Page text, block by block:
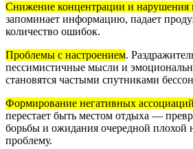
Снижение концентрации и нарушения
запоминает информацию, падает
количество ошибок.
Проблемы с настроением.
пессимистичные мысли и
становятся частыми спутниками
Формирование негативных
перестает быть местом отдыха —
борьбы и ожидания очередной плохой
проблему.